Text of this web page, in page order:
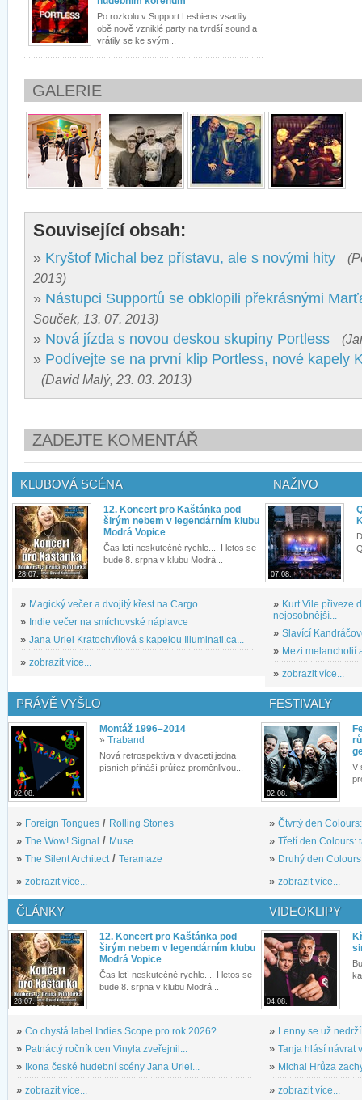
Po rozkolu v Support Lesbiens vsadily
obě nově vzniklé party na tvrdší sound a
vrátily se ke svým...
GALERIE
Související obsah:
» Kryštof Michal bez přístavu, ale s novými hity
2013)
» Nástupci Supportů se obklopili překrásnými
Souček, 13. 07. 2013)
» Nová jízda s novou deskou skupiny Portless
» Podívejte se na první klip Portless, nové kapely
(David Malý, 23. 03. 2013)
ZADEJTE KOMENTÁŘ
KLUBOVÁ SCÉNA
28.07.
12. Koncert pro Kaštánka pod
širým nebem v legendárním klubu
Modrá Vopice
Čas letí neskutečně rychle.... I letos se
bude 8. srpna v klubu Modrá...
» Magický večer a dvojitý křest na Cargo...
» Indie večer na smíchovské náplavce
» Jana Uriel Kratochvílová s kapelou Illuminati.ca...
» zobrazit více...
NAŽIVO
07.08.
» Kurt Vile přiveze
nejosobnější...
» Slavící
» Mezi melancholií
» zobrazit více...
PRÁVĚ VYŠLO
02.08.
Montáž 1996–2014
» Traband
Nová retrospektiva v dvaceti jedna
písních přináší průřez proměnlivou...
» Foreign Tongues / Rolling Stones
» The Wow! Signal / Muse
» The Silent Architect/ Teramaze
» zobrazit více...
FESTIVALY
02.08.
V
» Čtvrtý den
» Třetí den Colours:
» Druhý den
» zobrazit více...
ČLÁNKY
28.07.
12. Koncert pro Kaštánka pod
širým nebem v legendárním klubu
Modrá Vopice
Čas letí neskutečně rychle.... I letos se
bude 8. srpna v klubu Modrá...
» Co chystá label Indies Scope pro rok 2026?
» Patnáctý ročník cen Vinyla zveřejnil...
»
Ikona české hudební scény Jana Uriel...
» zobrazit více...
VIDEOKLIPY
04.08.
» Lenny se už
» Tanja hlásí návrat
» Michal Hrůza
» zobrazit více...